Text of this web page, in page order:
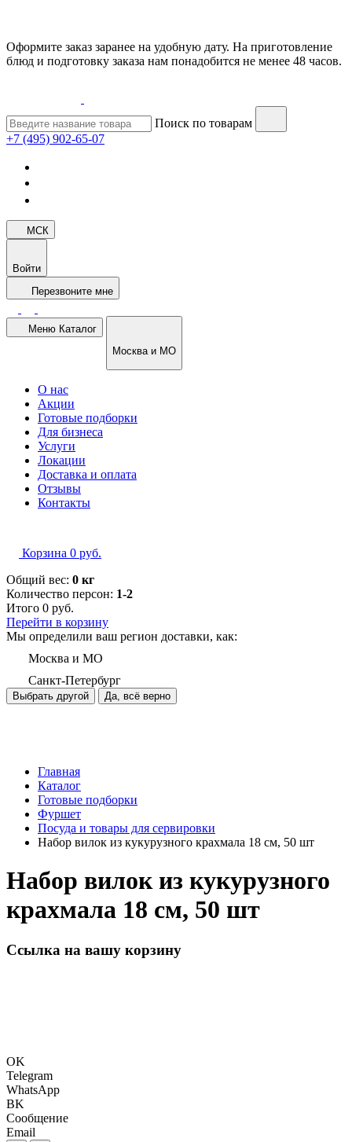
Оформите заказ заранее на удобную дату. На приготовление
блюд и подготовку заказа нам понадобится не менее 48 часов.
Поиск по товарам
+7 (495) 902-65-07
МСК
Войти
Перезвоните мне
Меню Каталог
Москва и МО
О нас
Акции
Готовые подборки
Для бизнеса
Услуги
Локации
Доставка и оплата
Отзывы
Контакты
Корзина 0 руб.
Общий вес: 0 кг
Количество персон: 1-2
Итого 0 руб.
Перейти в корзину
Мы определили ваш регион доставки, как:
Москва и МО
Санкт-Петербург
Выбрать другой Да, всё верно
Главная
Каталог
Готовые подборки
Фуршет
Посуда и товары для сервировки
Набор вилок из кукурузного крахмала 18 см, 50 шт
Набор вилок из кукурузного
крахмала 18 см, 50 шт
Ссылка на вашу корзину
OK
Telegram
WhatsApp
BK
Сообщение
Email